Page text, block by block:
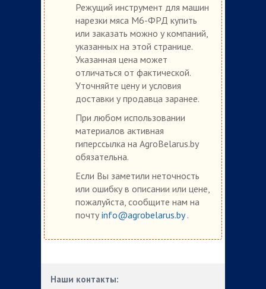
Режущий инструмент для машин
нарезки мяса М6-ФРД купить
или заказать можно у компаний,
указанных на этой странице.
Указанная цена может
отличаться от фактической.
Уточняйте цену и условия
доставки у продавца заранее.
При любом использовании
материалов активная
гиперссылка на AgroBelarus.by
обязательна.
Если Вы заметили неточность
или ошибку в описании или цене,
пожалуйста, сообщите нам на
почту info@agrobelarus.by.
Наши контакты: